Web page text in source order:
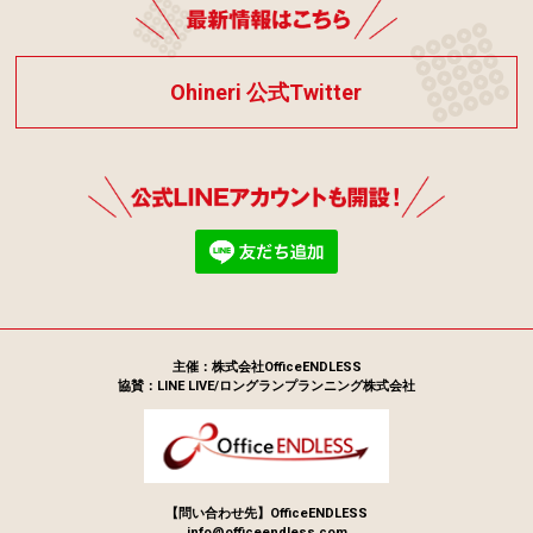
Ohineri 公式Twitter
主催：株式会社OfficeENDLESS
協賛：LINE LIVE/ロングランプランニング株式会社
【問い合わせ先】OfficeENDLESS